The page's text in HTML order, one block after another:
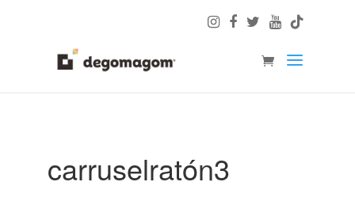
carruselratón3